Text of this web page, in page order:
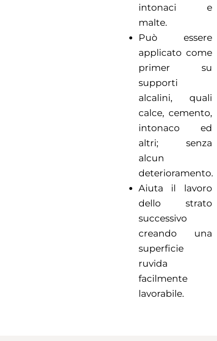
intonaci e
malte.
Può essere
applicato come
primer su
supporti
alcalini, quali
calce, cemento,
intonaco ed
altri; senza
alcun
deterioramento.
Aiuta il lavoro
dello strato
successivo
creando una
superficie
ruvida
facilmente
lavorabile.